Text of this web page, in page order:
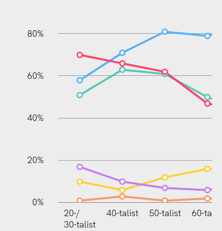
80%
60%
40%
20%
0%
20-/
30-talist
40-talist 50-talist 60-